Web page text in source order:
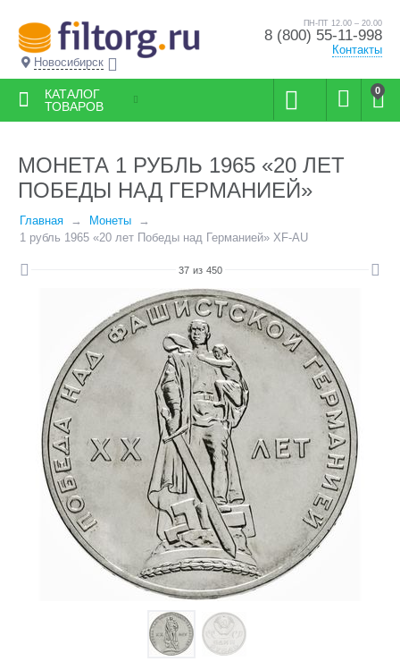
Новосибирск
ПН-ПТ 12.00 – 20.00
8 (800) 55-11-998
Контакты
0
КАТАЛОГ
ТОВАРОВ
МОНЕТА 1 РУБЛЬ 1965 «20 ЛЕТ
ПОБЕДЫ НАД ГЕРМАНИЕЙ»
Главная
Монеты
1 рубль 1965 «20 лет Победы над Германией» XF-AU
37 из 450